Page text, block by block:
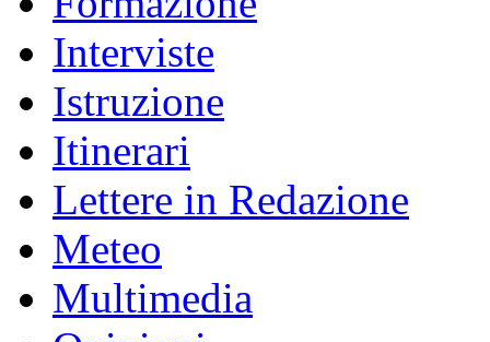
Interviste
Istruzione
Itinerari
Lettere in Redazione
Meteo
Multimedia